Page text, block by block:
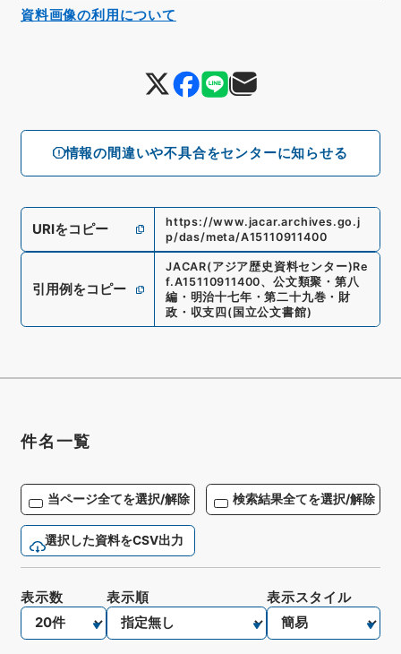
情報の間違いや不具合をセンターに知らせる
URIをコピー
https://www.jacar.archives.go.j
p/das/meta/A15110911400
引用例をコピー
JACAR(アジア歴史資料センター)Re
f.A15110911400、 公文類聚・第八
編・明治十七年・第二十九巻・財
政・収支四 ( 国立公文書館)
資料画像の利用について
件名一覧
当ページ全てを選択/解除 検索結果全てを選択/解除
選択した資料をCSV出力
表示数 表示順 表示スタイル